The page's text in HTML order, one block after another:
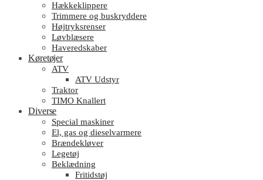
Hækkeklippere
Trimmere og buskryddere
Højtryksrenser
Løvblæsere
Haveredskaber
Køretøjer
ATV
ATV Udstyr
Traktor
TIMO Knallert
Diverse
Special maskiner
El, gas og dieselvarmere
Brændekløver
Legetøj
Beklædning
Fritidstøj